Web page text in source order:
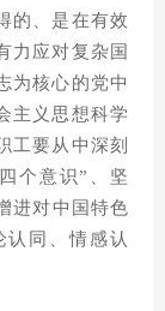
的、是在有效
力应对复杂国
为核心的党中
主义思想科学
工要从中深刻
个意识”、坚
进对中国特色
同、情感认